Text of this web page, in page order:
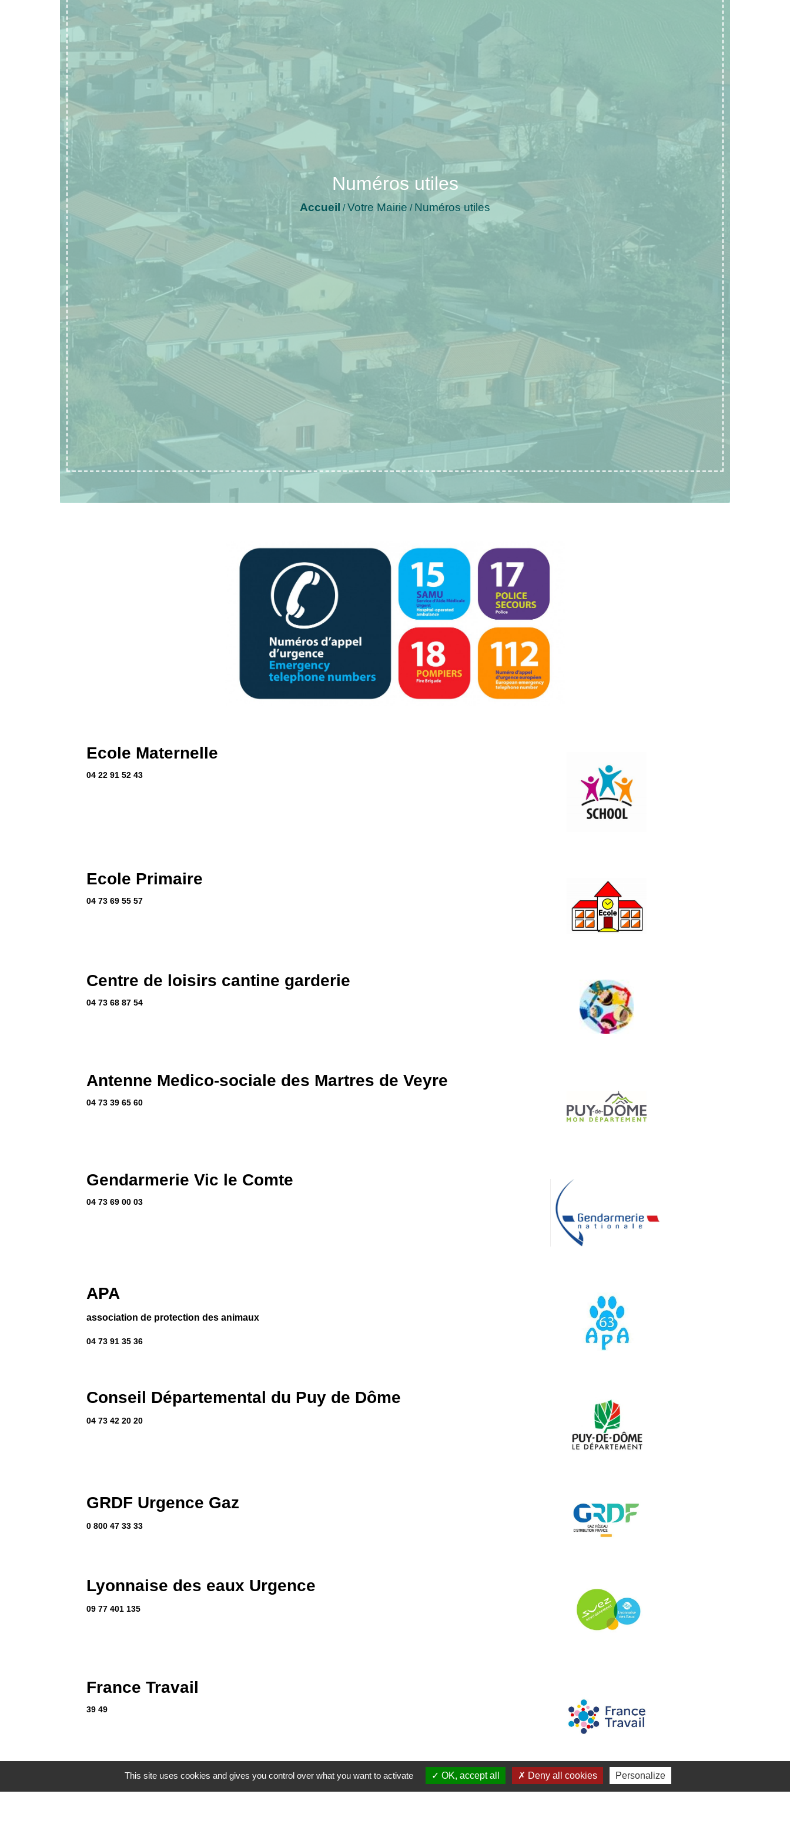
Numéros utiles
Accueil /Votre Mairie / Numéros utiles
Ecole Maternelle
04 22 91 52 43
Ecole Primaire
04 73 69 55 57
Centre de loisirs cantine garderie
04 73 68 87 54
Antenne Medico-sociale des Martres de Veyre
04 73 39 65 60
Gendarmerie Vic le Comte
04 73 69 00 03
APA
association de protection des animaux
04 73 91 35 36
Conseil Départemental du Puy de Dôme
04 73 42 20 20
GRDF Urgence Gaz
0 800 47 33 33
Lyonnaise des eaux Urgence
09 77 401 135
France Travail
39 49
SIVOS Billom
This site uses cookies and gives you control over what you want to activate OK, accept all Deny all cookies Personalize